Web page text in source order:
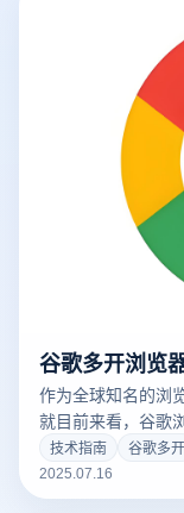
谷歌多开浏览
作为全球知名的浏
就目前来看，谷歌
多人通过谷歌浏览
决问题的便捷方案
求，那么有没有多
技术指南 谷歌多开
2025.07.16